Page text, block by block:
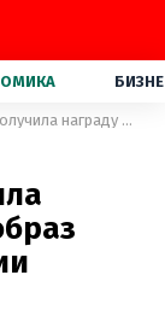
Мелания Трамп получила награду в США: какой образ выбрала для церемонии первая леди